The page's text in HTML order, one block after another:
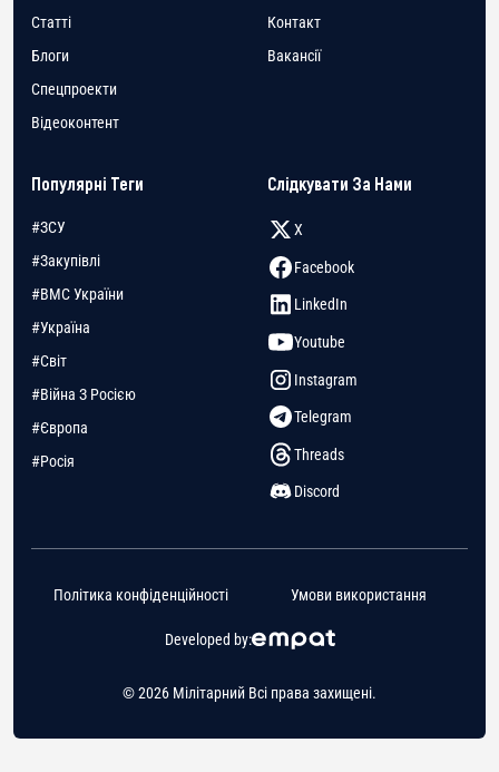
Статті
Блоги
Спецпроекти
Відеоконтент
Контакт
Вакансії
Популярні Теги
#ЗСУ
#Закупівлі
#ВМС України
#Україна
#Світ
#Війна З Росією
#Європа
#Росія
Слідкувати За Нами
X
Facebook
LinkedIn
Youtube
Instagram
Telegram
Threads
Discord
© 2026 Мілітарний Всі права захищені.
Developed by:
Політика конфіденційності Умови використання